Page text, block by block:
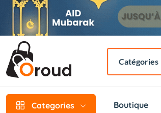
Categories Boutique